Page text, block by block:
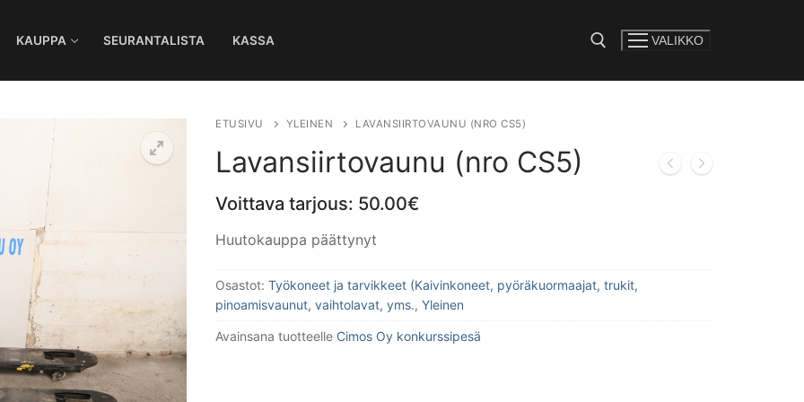
KAUPPA SEURANTALISTA KASSA
Hae:
VALIKKO
ETUSIVU YLEINEN LAVANSIIRTOVAUNU (NRO CS5)
Lavansiirtovaunu (nro CS5)
Voittava tarjous: 50.00€
Huutokauppa päättynyt
Osastot: Työkoneet ja tarvikkeet (Kaivinkoneet, pyöräkuormaajat, trukit,
pinoamisvaunut, vaihtolavat, yms., Yleinen
Avainsana tuotteelle Cimos Oy konkurssipesä